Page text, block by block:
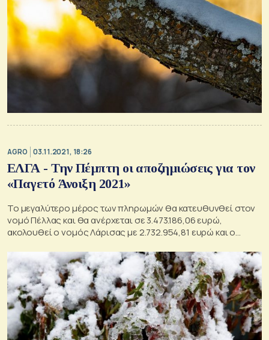
AGRO 03.11.2021, 18:26
ΕΛΓΑ - Την Πέμπτη οι αποζημιώσεις για τον
«Παγετό Άνοιξη 2021»
Το μεγαλύτερο μέρος των πληρωμών θα κατευθυνθεί στον
νομό Πέλλας και θα ανέρχεται σε 3.473.186,06 ευρώ,
ακολουθεί ο νομός Λάρισας με 2.732.954,81 ευρώ και ο